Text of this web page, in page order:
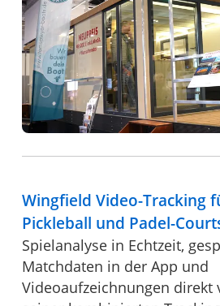
Wingfield Video-Tracking
Pickleball und Padel-
Spielanalyse in Echtzeit,
Matchdaten in der App und
Videoaufzeichnungen direkt